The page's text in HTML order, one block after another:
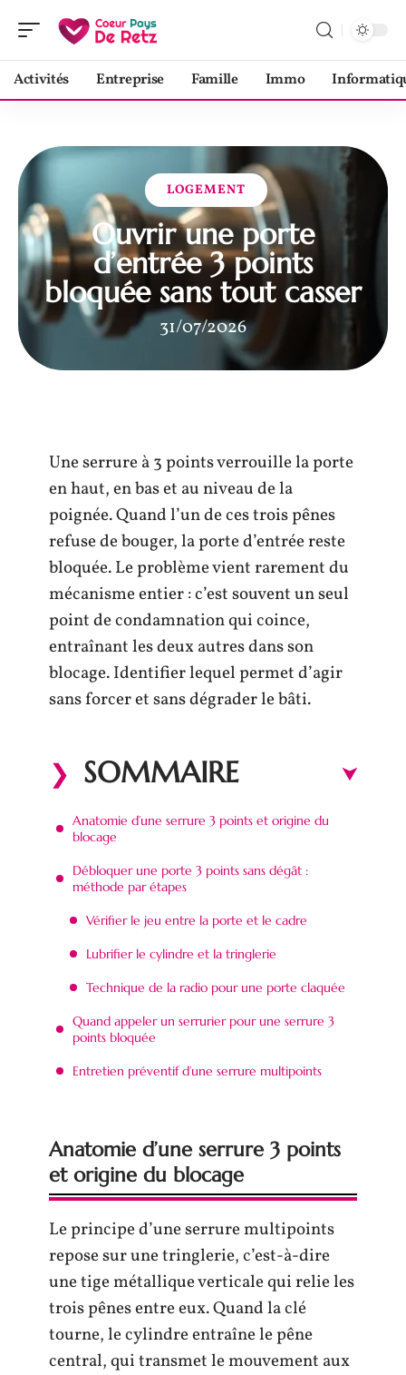
Activités Entreprise Famille Immo
LOGEMENT
Ouvrir une porte
d’entrée 3 points
bloquée sans tout casser
31/07/2026
Une serrure à 3 points verrouille la porte
en haut, en bas et au niveau de la
poignée. Quand l’un de ces trois pênes
refuse de bouger, la porte d’entrée reste
bloquée. Le problème vient rarement du
mécanisme entier : c’est souvent un seul
point de condamnation qui coince,
entraînant les deux autres dans son
blocage. Identifier lequel permet d’agir
sans forcer et sans dégrader le bâti.
SOMMAIRE
Anatomie d’une serrure 3 points et origine du
blocage
Débloquer une porte 3 points sans dégât :
méthode par étapes
Vérifier le jeu entre la porte et le cadre
Lubrifier le cylindre et la tringlerie
Technique de la radio pour une porte claquée
Quand appeler un serrurier pour une serrure 3
points bloquée
Entretien préventif d’une serrure multipoints
Anatomie d’une serrure 3 points
et origine du blocage
Le principe d’une serrure multipoints
repose sur une tringlerie, c’est-à-dire
une tige métallique verticale qui relie les
trois pênes entre eux. Quand la clé
tourne, le cylindre entraîne le pêne
central, qui transmet le mouvement aux